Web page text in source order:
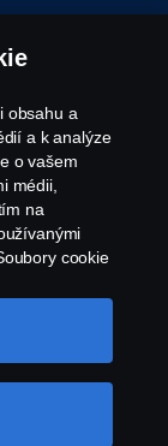
obsahu a
a k analýze
o vašem
médii,
na
cookie
soubory